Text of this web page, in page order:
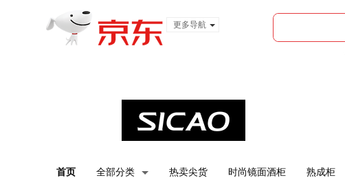
更多导航
首页 全部分类 热卖尖货 时尚镜面酒柜 熟成柜